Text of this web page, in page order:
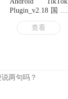
Plugin_v2.18国际
版配套插件
查看